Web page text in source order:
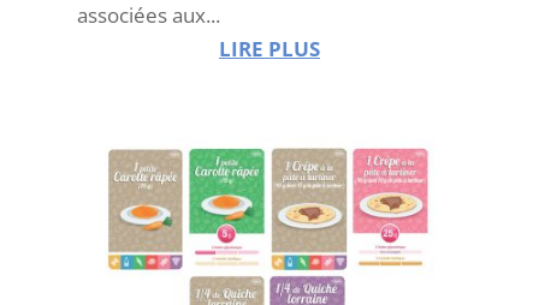
associées aux...
LIRE PLUS